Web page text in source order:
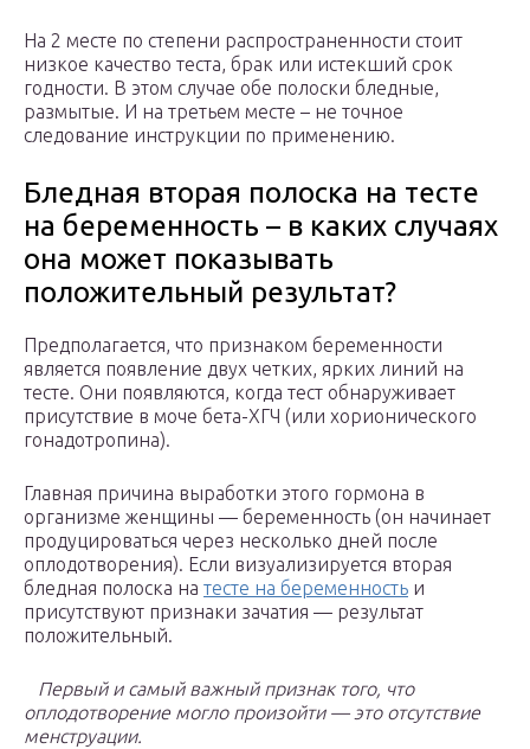
На 2 месте по степени распространенности стоит
низкое качество теста, брак или истекший срок
годности. В этом случае обе полоски бледные,
размытые. И на третьем месте – не точное
следование инструкции по применению.
Бледная вторая полоска на тесте
на беременность – в каких случаях
она может показывать
положительный результат?
Предполагается, что признаком беременности
является появление двух четких, ярких линий на
тесте. Они появляются, когда тест обнаруживает
присутствие в моче бета-ХГЧ (или хорионического
гонадотропина).
Главная причина выработки этого гормона в
организме женщины — беременность (он начинает
продуцироваться через несколько дней после
оплодотворения). Если визуализируется вторая
бледная полоска на тесте на беременность и
присутствуют признаки зачатия — результат
положительный.
Первый и самый важный признак того, что
оплодотворение могло произойти — это отсутствие
менструации.